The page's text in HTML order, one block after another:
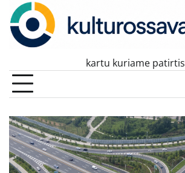
Skip
content
kartu kuriame patirtis